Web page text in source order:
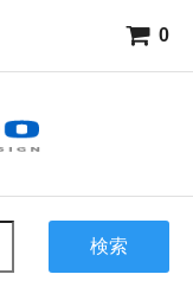
0
検索